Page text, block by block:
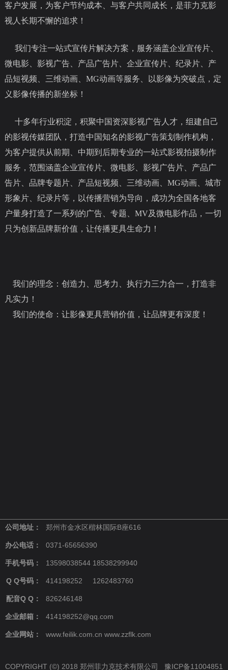
客户发展，为客户节约成本、与客户共同成长，是菲力克影
视人长期不懈的追求！
我们专注一站式宣传片解决方案，服务涵盖企业宣传片、
微电影、影视广告、产品广告片、企业宣传片、纪录片、产
品短视频、三维动画、MG动画等服务、以影像为突破点，定
义影像传播的新坐标！
十多年行业积淀，积聚中国资深影视广告人才，组建自己
的影视传媒团队，打造中国知名的影视广告策划制作机构，
为客户提供从前期、中期到后期专业的一站式影视拍摄制作
服务，范围涵盖企业宣传片、微电影、影视广告片、产品广
告片、品牌专题片、产品短视频、三维动画、MG动画、城市
形象片、纪录片等，以传播营销为导向，成功为全国各地客
户量身打造了一系列的广告、专题、MV及微电影作品，一切
只为创新品牌新价值，让传播更具生命力！
我们的理念：创造力、思考力、执行力三力合一，打造非
凡实力！
我们的使命：让影像更具营销价值，让品牌更有深度！
公司地址： 郑州市金水区楷林国际B座616
办公电话： 0371-65656390
手机号码： 13598038544 18538299940
Q Q号码： 414198252 1262483760
配音Q Q： 826246148
企业邮箱： 414198252@qq.com
企业网站： www.feilik.com.cn www.zzflk.com
COPYRIGHT (©) 2018 郑州菲力克技术有限公司 豫ICP备11004851